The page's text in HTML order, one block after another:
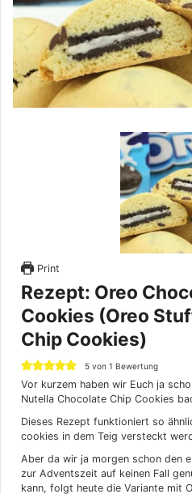
Print
Rezept: Oreo
Cookies (Oreo
Chip Cookies)
5 von 1 Bewertung
Vor kurzem haben wir Euch ja
Nutella Chocolate Chip Cookies
Dieses Rezept funktioniert so
cookies in dem Teig versteckt
Aber da wir ja morgen schon den
zur Adventszeit auf keinen Fall
kann, folgt heute die Variante mit